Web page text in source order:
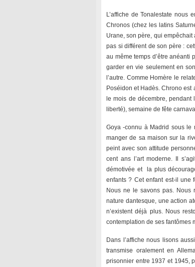
L’affiche de Tonalestate nous
Chronos (chez les latins
Urane, son père, qui empêchait
pas si différent de son père :
au même temps d’être anéanti
garder en vie seulement en
l’autre. Comme Homère le
Poséidon et Hadès. Chrono est
le mois de décembre, pendant
liberté), semaine de fête
Goya -connu à Madrid sous le
manger de sa maison sur la
peint avec son attitude
cent ans l’art moderne. Il
démotivée et la plus
enfants ? Cet enfant est-il une
Nous ne le savons pas. Nous
nature dantesque, une action
n’existent déjà plus. Nous
contemplation de ses fantômes
Dans l’affiche nous lisons
transmise oralement en
prisonnier entre 1937 et 1945,